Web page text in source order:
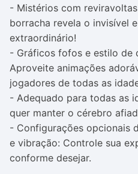
- Mistérios com
borracha revela o invisível
extraordinário!
- Gráficos fofos e estilo de
Aproveite animações
jogadores de todas as
- Adequado para todas as
quer manter o cérebro
- Configurações opcionais
e vibração: Controle sua
conforme desejar.